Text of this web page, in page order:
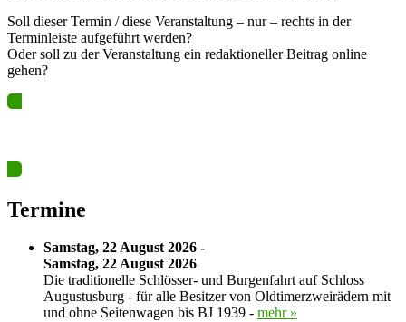
Soll dieser Termin / diese Veranstaltung – nur – rechts in der
Terminleiste aufgeführt werden?
Oder soll zu der Veranstaltung ein redaktioneller Beitrag online
gehen?
Termine
Samstag, 22 August 2026 -
Samstag, 22 August 2026
Die traditionelle Schlösser- und Burgenfahrt auf Schloss
Augustusburg - für alle Besitzer von Oldtimerzweirädern mit
und ohne Seitenwagen bis BJ 1939 - mehr »